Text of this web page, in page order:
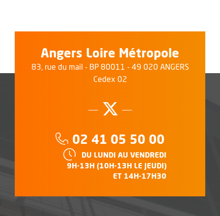
Angers Loire Métropole
83, rue du mail - BP 80011 - 49 020 ANGERS
Cedex 02
Suivez-nous
, Ouvre une
Téléphone :
02 41 05 50 00
HORAIRES :
DU LUNDI AU VENDREDI
9H-13H (10H-13H LE JEUDI)
ET 14H-17H30